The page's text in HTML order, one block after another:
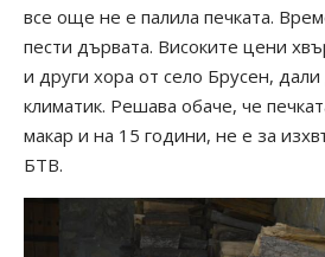
все още не е палила печката.
пести дървата. Високите цени
и други хора от село Брусен, дали
климатик. Решава обаче, че
макар и на 15 години, не е за
БТВ.